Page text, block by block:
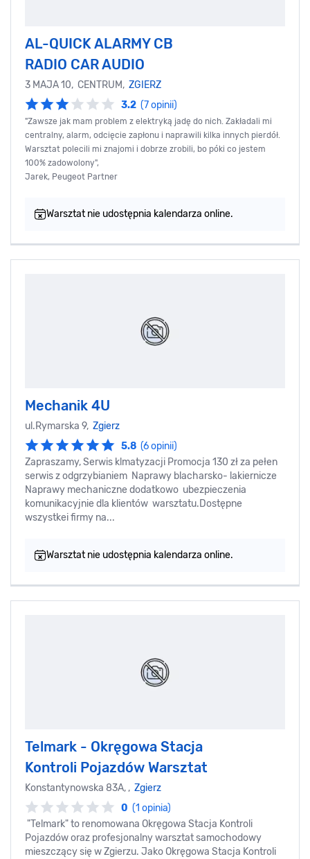
AL-QUICK ALARMY CB
RADIO CAR AUDIO
3 MAJA 10, CENTRUM, ZGIERZ
3.2 (7 opinii)
"Zawsze jak mam problem z elektryką jadę do nich. Zakładali mi
centralny, alarm, odcięcie zapłonu i naprawili kilka innych pierdół.
Warsztat polecili mi znajomi i dobrze zrobili, bo póki co jestem
100% zadowolony",
Jarek, Peugeot Partner
Warsztat nie udostępnia kalendarza online.
Mechanik 4U
ul.Rymarska 9, Zgierz
5.8 (6 opinii)
Zapraszamy, Serwis klmatyzacji Promocja 130 zł za pełen
serwis z odgrzybianiem Naprawy blacharsko- lakiernicze
Naprawy mechaniczne dodatkowo ubezpieczenia
komunikacyjnie dla klientów warsztatu.Dostępne
wszystkei firmy na...
Warsztat nie udostępnia kalendarza online.
Telmark - Okręgowa Stacja
Kontroli Pojazdów Warsztat
Konstantynowska 83A, , Zgierz
0 (1 opinia)
"Telmark" to renomowana Okręgowa Stacja Kontroli
Pojazdów oraz profesjonalny warsztat samochodowy
mieszczący się w Zgierzu. Jako Okręgowa Stacja Kontroli